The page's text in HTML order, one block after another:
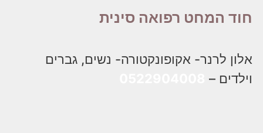
חוד המחט רפואה סינית
אלון לרנר- אקופונקטורה- נשים, גברים
וילדים –